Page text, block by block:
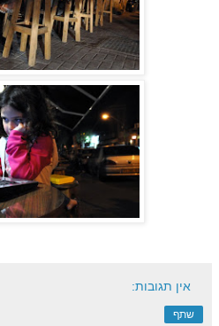
אין תגובות:
שתף